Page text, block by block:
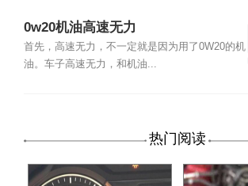
0w20机油高速无力
首先，高速无力，不一定就是因为用了0W20的机
油。车子高速无力，和机油...
热门阅读